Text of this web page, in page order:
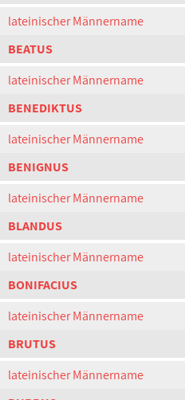
lateinischer Männername
BEATUS
lateinischer Männername
BENEDIKTUS
lateinischer Männername
BENIGNUS
lateinischer Männername
BLANDUS
lateinischer Männername
BONIFACIUS
lateinischer Männername
BRUTUS
lateinischer Männername